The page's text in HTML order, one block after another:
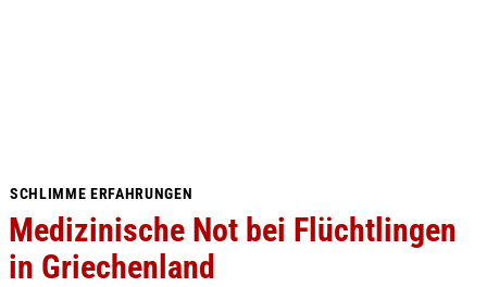
SCHLIMME ERFAHRUNGEN
Medizinische Not bei Flüchtlingen
in Griechenland